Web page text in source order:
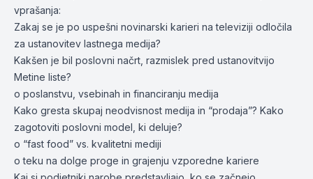
vprašanja:
Zakaj se je po uspešni novinarski karieri na televiziji odločila
za ustanovitev lastnega medija?
Kakšen je bil poslovni načrt, razmislek pred ustanovitvijo
Metine liste?
o poslanstvu, vsebinah in financiranju medija
Kako gresta skupaj neodvisnost medija in “prodaja”? Kako
zagotoviti poslovni model, ki deluje?
o “fast food” vs. kvalitetni mediji
o teku na dolge proge in grajenju vzporedne kariere